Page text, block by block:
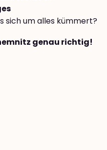
sich um alles kümmert?
genau richtig!